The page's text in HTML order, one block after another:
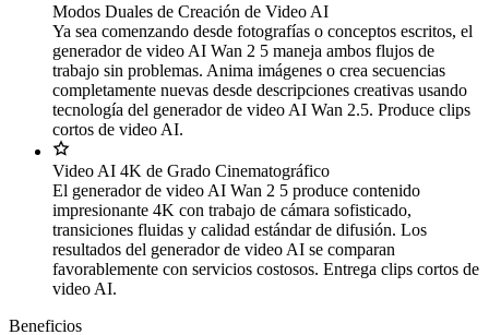
Modos Duales de Creación de Video AI
Ya sea comenzando desde fotografías o conceptos escritos, el
generador de video AI Wan 2 5 maneja ambos flujos de
trabajo sin problemas. Anima imágenes o crea secuencias
completamente nuevas desde descripciones creativas usando
tecnología del generador de video AI Wan 2.5. Produce clips
cortos de video AI.
Video AI 4K de Grado Cinematográfico
El generador de video AI Wan 2 5 produce contenido
impresionante 4K con trabajo de cámara sofisticado,
transiciones fluidas y calidad estándar de difusión. Los
resultados del generador de video AI se comparan
favorablemente con servicios costosos. Entrega clips cortos de
video AI.
Beneficios